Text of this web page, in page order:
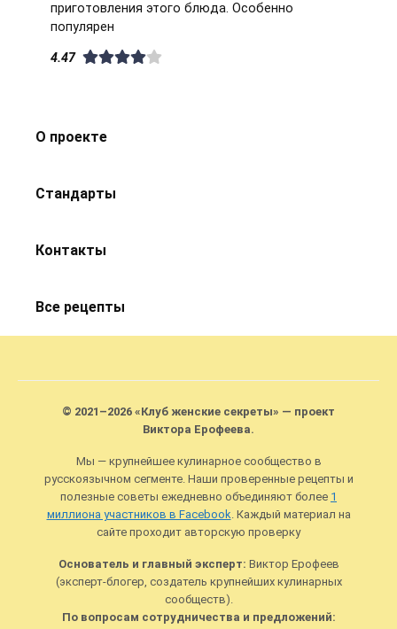
приготовления этого блюда. Особенно
популярен
4.47
О проекте
Стандарты
Контакты
Все рецепты
© 2021–2026 «Клуб женские секреты» — проект
Виктора Ерофеева.
Мы — крупнейшее кулинарное сообщество в
русскоязычном сегменте. Наши проверенные рецепты и
полезные советы ежедневно объединяют более 1
миллиона участников в Facebook. Каждый материал на
сайте проходит авторскую проверку
Основатель и главный эксперт: Виктор Ерофеев
(эксперт-блогер, создатель крупнейших кулинарных
сообществ).
По вопросам сотрудничества и предложений: